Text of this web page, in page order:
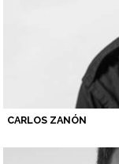
CARLOS ZANÓN